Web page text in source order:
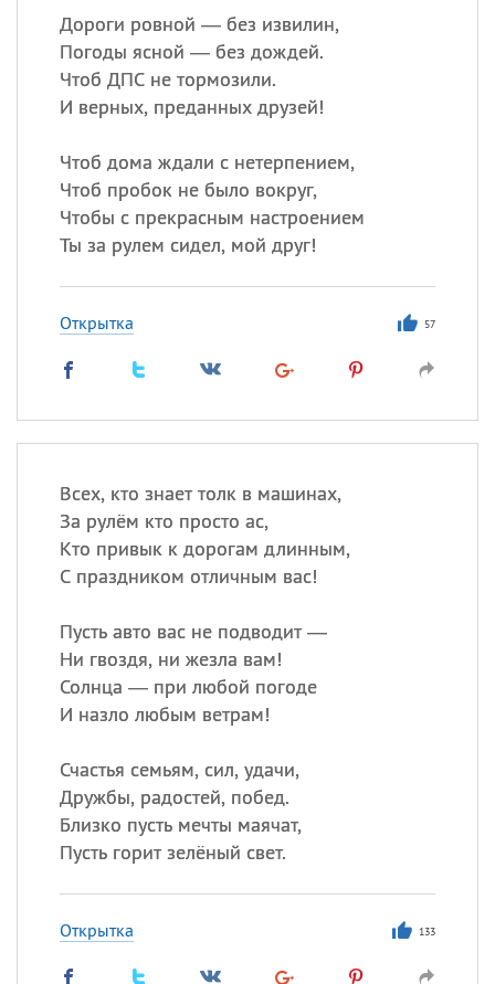
Дороги ровной — без извилин,
Погоды ясной — без дождей.
Чтоб ДПС не тормозили.
И верных, преданных друзей!
Чтоб дома ждали с нетерпением,
Чтоб пробок не было вокруг,
Чтобы с прекрасным настроением
Ты за рулем сидел, мой друг!
Открытка 57
Всех, кто знает толк в машинах,
За рулём кто просто ас,
Кто привык к дорогам длинным,
С праздником отличным вас!
Пусть авто вас не подводит —
Ни гвоздя, ни жезла вам!
Солнца — при любой погоде
И назло любым ветрам!
Счастья семьям, сил, удачи,
Дружбы, радостей, побед.
Близко пусть мечты маячат,
Пусть горит зелёный свет.
Открытка 133